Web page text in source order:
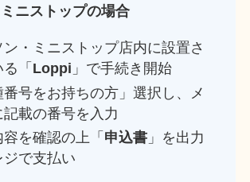
ニストップの場合
ン・ミニストップ店内に設置さ
「 Loppi 」で手続き開始
番号をお持ちの方」選択し、メ
記載の番号を入力
を確認の上「 申込書 」を出力
ジで支払い